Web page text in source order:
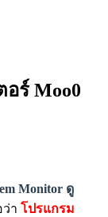
ร์ Moo0
Monitor ดู
ว่า โปรแกรม